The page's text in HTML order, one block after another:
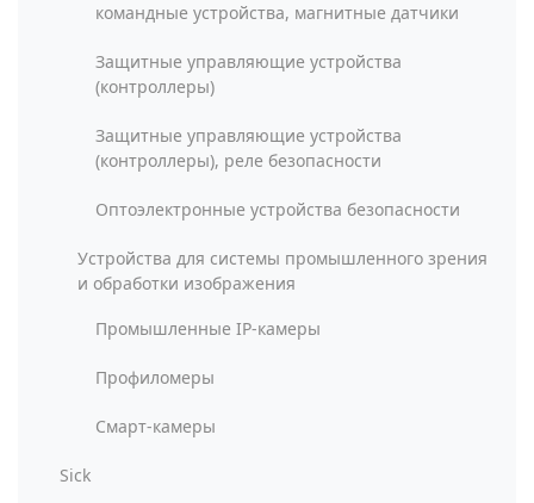
командные устройства, магнитные датчики
Защитные управляющие устройства
(контроллеры)
Защитные управляющие устройства
(контроллеры), реле безопасности
Оптоэлектронные устройства безопасности
Устройства для системы промышленного зрения
и обработки изображения
Промышленные IP-камеры
Профиломеры
Смарт-камеры
Sick